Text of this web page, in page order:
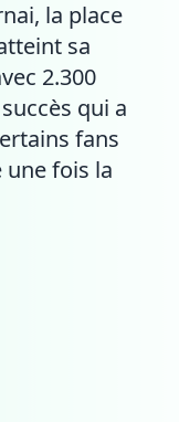
la place
sa
2.300
qui a
fans
une fois la